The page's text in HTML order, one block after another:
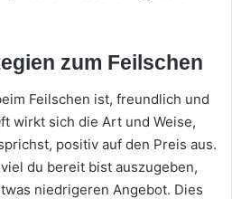
zum Feilschen
Feilschen ist, freundlich und
wirkt sich die Art und Weise,
positiv auf den Preis aus.
du bereit bist auszugeben,
niedrigeren Angebot. Dies